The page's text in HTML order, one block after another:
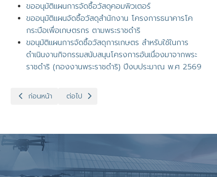
ขออนุมัติแผนการจัดซื้อวัสดุคอมพิวเตอร์
ขออนุมัติแผนจัดซื้อวัสดุสำนักงาน โครงการธนาคารโค
กระบือเพื่อเกษตรกร ตามพระราชดำริ
ขอนุมัติแผนการจัดซื้อวัสดุการเกษตร สำหรับใช้ในการ
ดำเนินงานกิจกรรมสนับสนุนโครงการอันเนื่องมาจากพระ
ราชดำริ (กองงานพระราชดำริ) ปีงบประมาณ พ.ศ 2569
เนื้อหาก่อนหน้า: ข่าวจัดซื้อจัดจ้างประจำเดือนมิถุนายน 2569
ก่อนหน้า เนื้อหาถัดไป: ข่าวจัดซื้อจัดจ้างประจำเดือนเมษายน
ต่อไป